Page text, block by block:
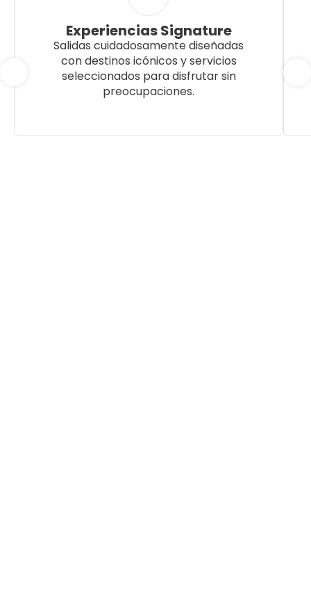
Experiencias Signature
Salidas cuidadosamente diseñadas
con destinos icónicos y servicios
seleccionados para disfrutar sin
preocupaciones.